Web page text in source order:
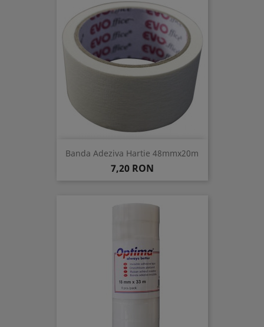
Banda Adeziva Hartie 48mmx20m
Pret
7,20 RON